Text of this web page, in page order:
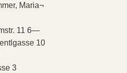
Maria¬
11 6—
10
3